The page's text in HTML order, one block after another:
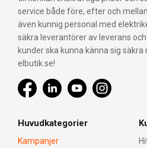
service både före, efter och
även kunnig personal med
säkra leverantörer av leverans
kunder ska kunna känna sig
elbutik.se!
Huvudkategorier
Kampanjer